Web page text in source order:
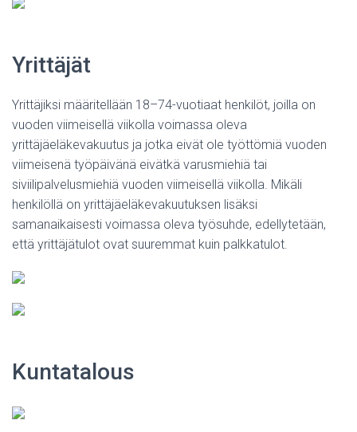
Yrittäjät
Yrittäjiksi määritellään 18–74-vuotiaat henkilöt, joilla on
vuoden viimeisellä viikolla voimassa oleva
yrittäjäeläkevakuutus ja jotka eivät ole työttömiä vuoden
viimeisenä työpäivänä eivätkä varusmiehiä tai
siviilipalvelusmiehiä vuoden viimeisellä viikolla. Mikäli
henkilöllä on yrittäjäeläkevakuutuksen lisäksi
samanaikaisesti voimassa oleva työsuhde, edellytetään,
että yrittäjätulot ovat suuremmat kuin palkkatulot.
Kuntatalous